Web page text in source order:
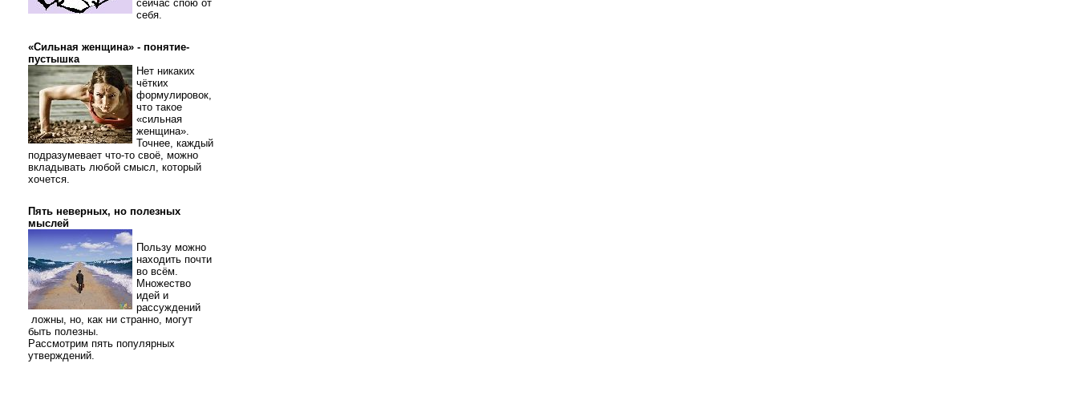
сейчас спою от
себя.
«Сильная женщина» - понятие-
пустышка
Нет никаких
чётких
формулировок,
что такое
«сильная
женщина».
Точнее, каждый
подразумевает что-то своё, можно
вкладывать любой смысл, который
хочется.
Пять неверных, но полезных
мыслей
Пользу можно
находить почти
во всём.
Множество
идей и
рассуждений
ложны, но, как ни странно, могут
быть полезны.
Рассмотрим пять популярных
утверждений.